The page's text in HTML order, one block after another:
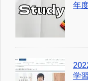
年度
学